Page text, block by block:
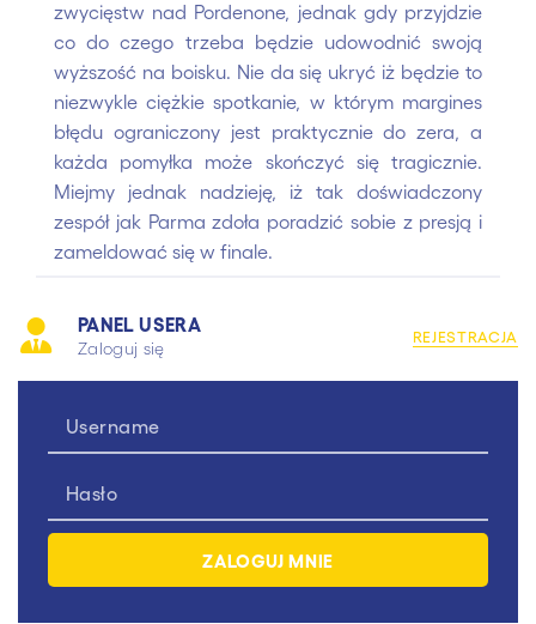
PANEL USERA
Zaloguj się
REJESTRACJA
zwycięstw nad Pordenone, jednak gdy przyjdzie
co do czego trzeba będzie udowodnić swoją
wyższość na boisku. Nie da się ukryć iż będzie to
niezwykle ciężkie spotkanie, w którym margines
błędu ograniczony jest praktycznie do zera, a
każda pomyłka może skończyć się tragicznie.
Miejmy jednak nadzieję, iż tak doświadczony
zespół jak Parma zdoła poradzić sobie z presją i
zameldować się w finale.